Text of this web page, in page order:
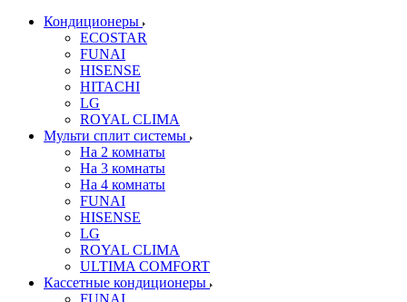
Кондиционеры
ECOSTAR
FUNAI
HISENSE
HITACHI
LG
ROYAL CLIMA
Мульти сплит системы
На 2 комнаты
На 3 комнаты
На 4 комнаты
FUNAI
HISENSE
LG
ROYAL CLIMA
ULTIMA COMFORT
Кассетные кондиционеры
FUNAI